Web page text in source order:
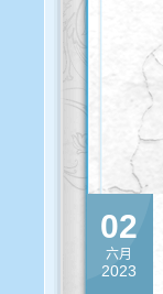
02
六月
2023